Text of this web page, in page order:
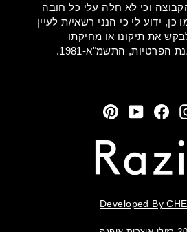
וכי לא חלה עלי כל חובה
כן, ידוע לי כי הנני רשאי/ת לעיין
את תיקונו או מחיקתו
הפרטיות, התשמ"א-1981.
Instagram
Facebook
YouTube
Pinterest
Developed By